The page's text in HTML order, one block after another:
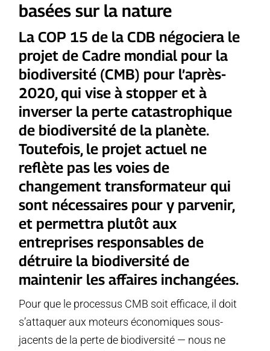
basées sur la nature
La COP 15 de la CDB négociera le
projet deCadre mondial pour la
biodiversité (CMB) pour l’après-
2020, qui vise à stopper et à
inverser la perte catastrophique
de biodiversité de la planète.
Toutefois, le projet actuel ne
reflète pas les voies de
changement transformateur qui
sont nécessaires pour y parvenir,
et permettra plutôt aux
entreprises responsables de
détruire la biodiversité de
maintenir les affaires inchangées.
Pour que le processus CMB soit efficace, il doit
s’attaquer aux moteurs économiques sous-
jacents de la perte de biodiversité — nous ne